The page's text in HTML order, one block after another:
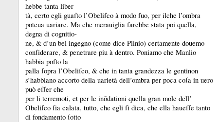
hebbe tanta liber
tà, certo egli guaſto l’Obeliſco à modo ſuo, per ilche l’ombra
poteua uariare. Ma che merauiglia ſarebbe stata poi quella,
degna di cognitio-
ne, & d’un bel ingegno (come dice Plinio) certamente douemo
conſiderare, & penetrare piu à dentro. Poniamo che Manlio
habbia poſto la
palla ſopra l’Obeliſco, & che in tanta grandezza le gentinon
s’habbiano accorto della uarietà dell’ombra per poca coſa in uero
può eſſer che
per li terremoti, et per le inõdationi quella gran mole dell’
Obeliſco ſia calata, tutto, che egli ſi dica, che ella haueſſe tanto
di fondamento ſotto